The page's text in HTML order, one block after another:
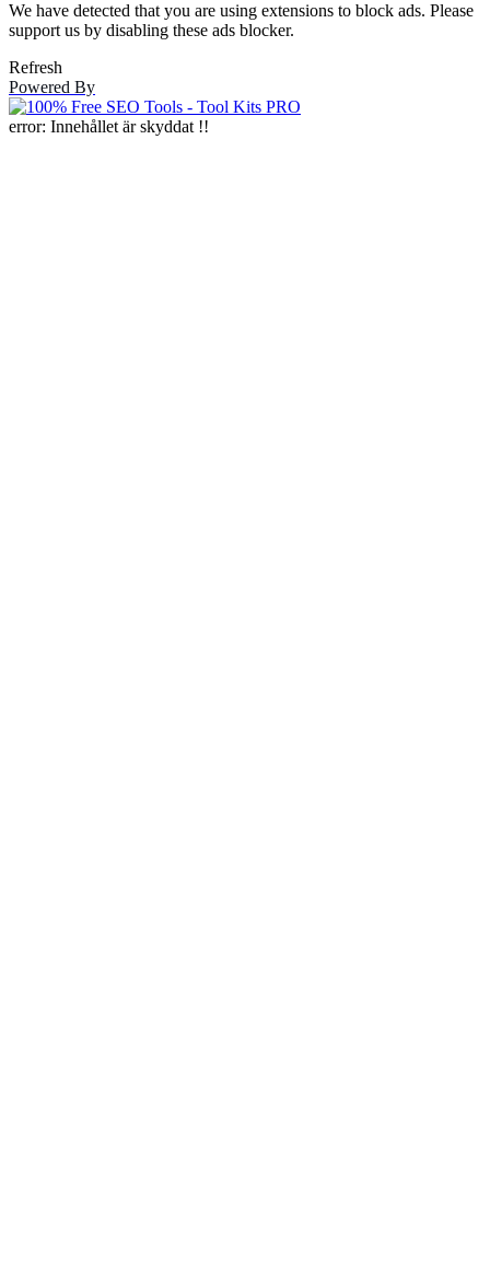
We have detected that you are using extensions to block ads. Please
support us by disabling these ads blocker.
Refresh
Powered By
error: Innehållet är skyddat !!